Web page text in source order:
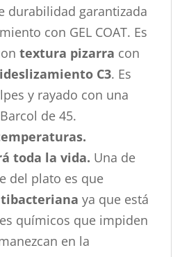
durabilidad garantizada
con GEL COAT. Es
textura pizarra con
C3. Es
y rayado con una
de 45.
toda la vida. Una de
del plato es que
ya que está
químicos que impiden
en la